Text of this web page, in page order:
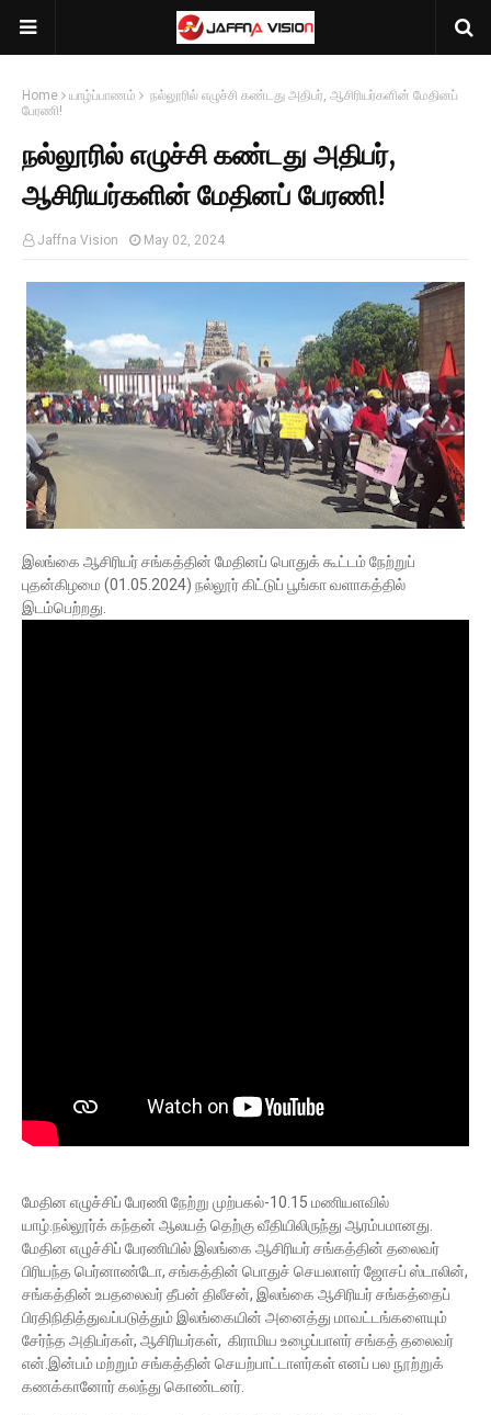
Home யாழ்ப்பாணம்
நல்லூரில் எழுச்சி கண்டது அதிபர், ஆசிரியர்களின் மேதினப்
பேரணி!
நல்லூரில் எழுச்சி கண்டது அதிபர்,
ஆசிரியர்களின் மேதினப் பேரணி!
Jaffna Vision May 02, 2024
இலங்கை ஆசிரியர் சங்கத்தின் மேதினப் பொதுக் கூட்டம் நேற்றுப்
புதன்கிழமை (01.05.2024) நல்லூர் கிட்டுப் பூங்கா வளாகத்தில்
இடம்பெற்றது.
மேதின எழுச்சிப் பேரணி நேற்று முற்பகல்-10.15 மணியளவில்
யாழ்.நல்லூர்க் கந்தன் ஆலயத் தெற்கு வீதியிலிருந்து ஆரம்பமானது.
மேதின எழுச்சிப் பேரணியில் இலங்கை ஆசிரியர் சங்கத்தின் தலைவர்
பிரியந்த பெர்னாண்டோ, சங்கத்தின் பொதுச் செயலாளர் ஜோசப் ஸ்டாலின்,
சங்கத்தின் உபதலைவர் தீபன் திலீசன், இலங்கை ஆசிரியர் சங்கத்தைப்
பிரதிநிதித்துவப்படுத்தும் இலங்கையின் அனைத்து மாவட்டங்களையும்
சேர்ந்த அதிபர்கள், ஆசிரியர்கள், கிராமிய உழைப்பாளர் சங்கத் தலைவர்
என்.இன்பம் மற்றும் சங்கத்தின் செயற்பாட்டாளர்கள் எனப் பல நூற்றுக்
கணக்கானோர் கலந்து கொண்டனர்.